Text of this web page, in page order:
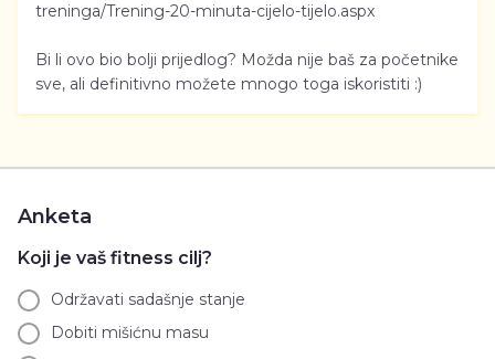
treninga/Trening-20-minuta-cijelo-tijelo.aspx
Bi li ovo bio bolji prijedlog? Možda nije baš za početnike
sve, ali definitivno možete mnogo toga iskoristiti :)
Anketa
Koji je vaš fitness cilj?
Održavati sadašnje stanje
Dobiti mišićnu masu